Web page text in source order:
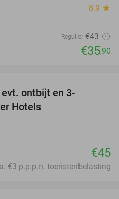
8.9 star
Regulier €43
€35,90
ontbijt en 3-
Hotels
€45
€3 p.p.p.n. toeristenbelasting